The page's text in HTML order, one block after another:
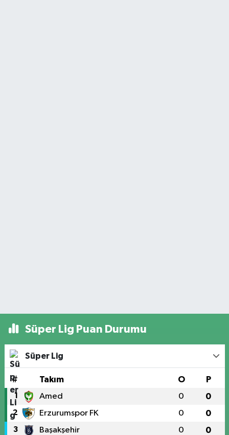
Süper Lig Puan Durumu
Süper Lig
# Takım O P
1 Amed 0 0
2 Erzurumspor FK 0 0
3 Başakşehir 0 0